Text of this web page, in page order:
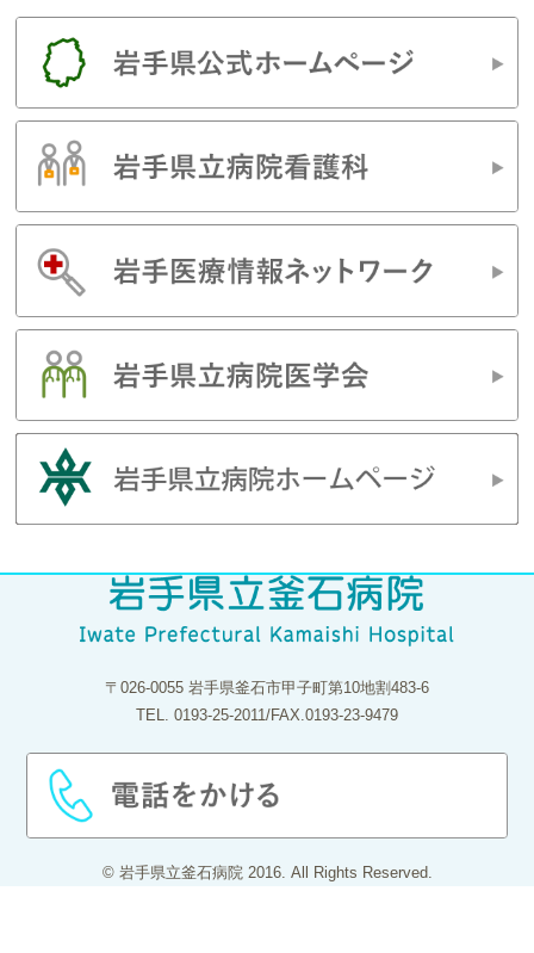
〒026-0055 岩手県釜石市甲子町第10地割483-6
TEL. 0193-25-2011/FAX.0193-23-9479
© 岩手県立釜石病院 2016. All Rights Reserved.